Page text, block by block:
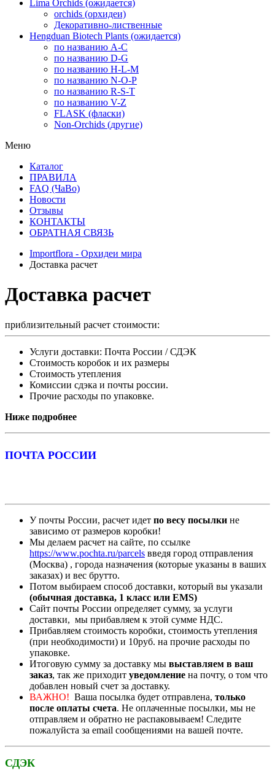
Lima Orchids (ожидается)
orchids (орхидеи)
Декоративно-лиственные
Hengduan Biotech Plants (ожидается)
по названию A-C
по названию D-G
по названию H-L-M
по названию N-O-P
по названию R-S-T
по названию V-Z
FLASK (фласки)
Non-Orchids (другие)
Меню
Каталог
ПРАВИЛА
FAQ (ЧаВо)
Новости
Отзывы
КОНТАКТЫ
ОБРАТНАЯ СВЯЗЬ
Importflora - Орхидеи мира
Доставка расчет
Доставка расчет
приблизительный расчет стоимости:
Услуги доставки: Почта России / СДЭК
Стоимость коробок и их размеры
Стоимость утепления
Комиссии сдэка и почты россии.
Прочие расходы по упаковке.
Ниже подробнее
ПОЧТА РОССИИ
У почты России, расчет идет по весу посылки не
зависимо от размеров коробки!
Мы делаем расчет на сайте, по ссылке
https://www.pochta.ru/parcels введя город отправления
(Москва) , города назначения (которые указаны в ваших
заказах) и вес брутто.
Потом выбираем способ доставки, который вы указали
(обычная доставка, 1 класс или EMS)
Сайт почты России определяет сумму, за услуги
доставки, мы прибавляем к этой сумме НДС.
Прибавляем стоимость коробки, стоимость утепления
(при необходимости) и 10руб. на прочие расходы по
упаковке.
Итоговую сумму за доставку мы выставляем в ваш
заказ, так же приходит уведомление на почту, о том что
добавлен новый счет за доставку.
ВАЖНО! Ваша посылка будет отправлена, только
после оплаты счета. Не оплаченные посылки, мы не
отправляем и обратно не распаковываем! Следите
пожалуйста за email сообщениями на вашей почте.
СДЭК